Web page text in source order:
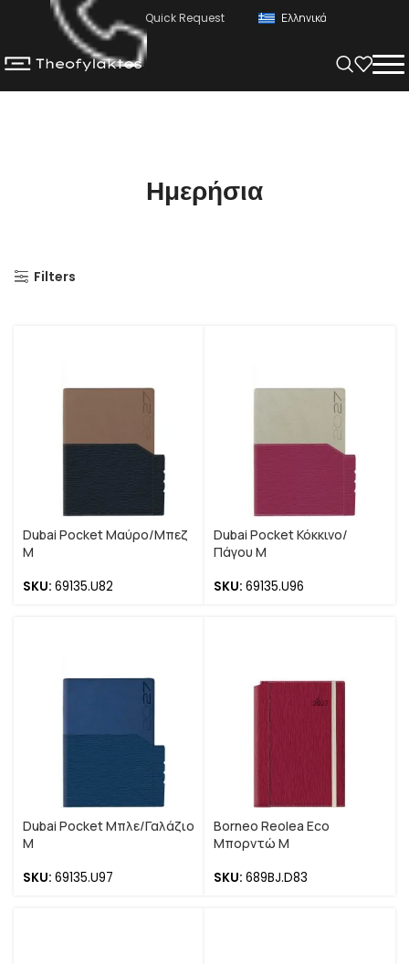
Quick Request Ελληνικά
Ημερήσια
Filters
Dubai Pocket Μαύρο/Μπεζ
M
SKU: 69135.U82
Dubai Pocket Κόκκινο/
Πάγου M
SKU: 69135.U96
Dubai Pocket Μπλε/Γαλάζιο
M
SKU: 69135.U97
Borneo Reolea Eco
Μπορντώ M
SKU: 689BJ.D83